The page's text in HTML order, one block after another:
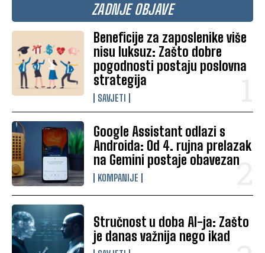
ZADNJE OBJAVE
Beneficije za zaposlenike više
nisu luksuz: Zašto dobre
pogodnosti postaju poslovna
strategija
SAVJETI
Google Assistant odlazi s
Androida: Od 4. rujna prelazak
na Gemini postaje obavezan
KOMPANIJE
Stručnost u doba AI-ja: Zašto
je danas važnija nego ikad